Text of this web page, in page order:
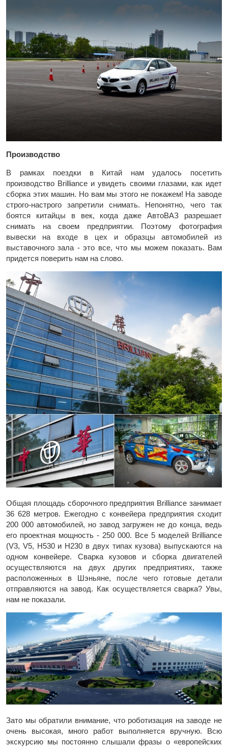
Производство
В рамках поездки в Китай нам удалось посетить
производство Brilliance и увидеть своими глазами, как идет
сборка этих машин. Но вам мы этого не покажем! На заводе
строго-настрого запретили снимать. Непонятно, чего так
боятся китайцы в век, когда даже АвтоВАЗ разрешает
снимать на своем предприятии. Поэтому фотография
вывески на входе в цех и образцы автомобилей из
выставочного зала - это все, что мы можем показать. Вам
придется поверить нам на слово.
Общая площадь сборочного предприятия Brilliance занимает
36 628 метров. Ежегодно с конвейера предприятия сходит
200 000 автомобилей, но завод загружен не до конца, ведь
его проектная мощность - 250 000. Все 5 моделей Brilliance
(V3, V5, H530 и H230 в двух типах кузова) выпускаются на
одном конвейере. Сварка кузовов и сборка двигателей
осуществляются на двух других предприятиях, также
расположенных в Шэньяне, после чего готовые детали
отправляются на завод. Как осуществляется сварка? Увы,
нам не показали.
Зато мы обратили внимание, что роботизация на заводе не
очень высокая, много работ выполняется вручную. Всю
экскурсию мы постоянно слышали фразы о «европейских